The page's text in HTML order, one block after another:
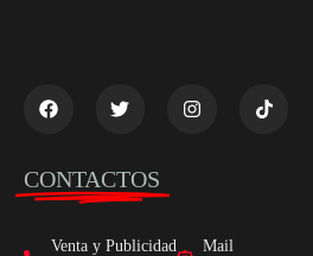
CONTACTOS
Venta y Publicidad
Mail